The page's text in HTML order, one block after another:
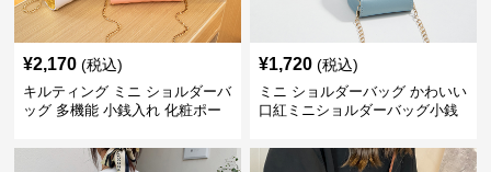
¥2,170 (税込)
キルティング ミニ ショルダーバ
ッグ 多機能 小銭入れ 化粧ポー
¥1,720 (税込)
ミニ ショルダーバッグ かわいい
口紅ミニショルダーバッグ小銭